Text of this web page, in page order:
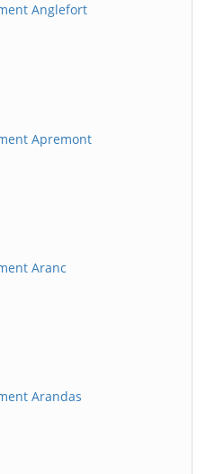
Anglefort
Apremont
Aranc
Arandas